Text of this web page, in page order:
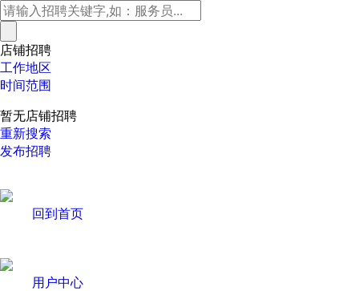
店铺招聘
工作地区
时间范围
暂无店铺招聘
重新搜索
发布招聘
回到首页
用户中心